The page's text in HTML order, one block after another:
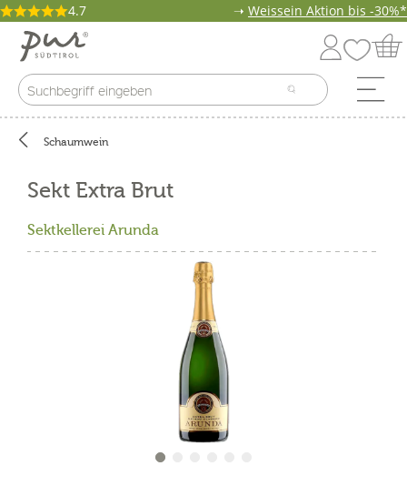
4.7 ➝ Weissein Aktion bis -30%*
Schaumwein
Sekt Extra Brut
Sektkellerei Arunda